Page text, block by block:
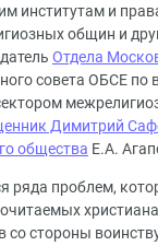
институтам и
общин и
Отдела
совета ОБСЕ по
Димитрий
общества Е.А.
ряда проблем,
стороны